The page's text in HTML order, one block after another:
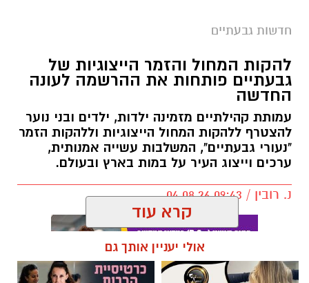
שירות חדש של משרד התחבורה והבטיחות בדרכים
יאפשר לבעלי כלי רכב להוסיף שכבת הגנה מפני
העברת בעלות במרמה: בעל הרכב יוכל להיכנס
לאזור האישי הממשלתי ולחסום את האפשרות
להעביר את הבעלות על הרכב בסניפי דואר ישראל.
לאחר הפעלת החסימה, העברת הבעלות תתאפשר
רק באמצעות השירות המקוון באתר הממשלתי,
הדורש הזדהות של המוכר ושל הקונה. במשרד
התחבורה ממליצים לבעלי כלי הרכב להפעיל את
החסימה ולהשאיר אותה בתוקף כל עוד אין צורך
לבצע העברת בעלות בדרך אחרת.
חדשות גבעתיים
להקות המחול והזמר הייצוגיות של
גבעתיים פותחות את ההרשמה לעונה
החדשה
עמותת קהילתיים מזמינה ילדות, ילדים ובני נוער
להצטרף ללהקות המחול הייצוגיות וללהקות הזמר
"נעורי גבעתיים", המשלבות עשייה אמנותית,
ערכים וייצוג העיר על במות בארץ ובעולם.
נ. רובין / 09:43 04.08.26
קרא עוד
אולי יעניין אותך גם